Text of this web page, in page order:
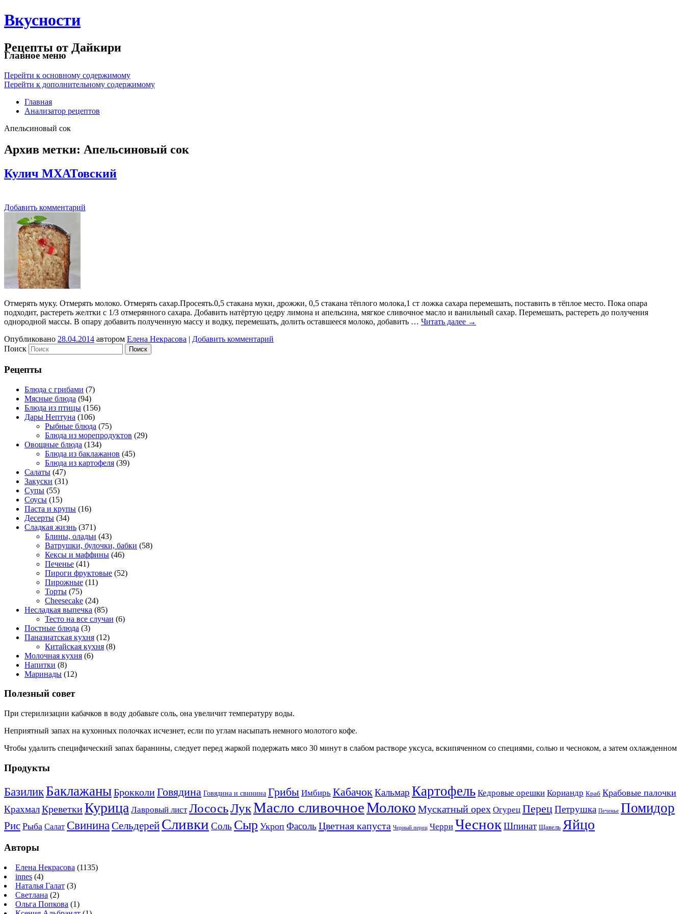
Вкусности
Рецепты от Дайкири
Главное меню
Перейти к основному содержимому
Перейти к дополнительному содержимому
Главная
Анализатор рецептов
Апельсиновый сок
Архив метки: Апельсиновый сок
Кулич МХАТовский
Добавить комментарий
Отмерять муку. Отмерять молоко. Отмерять сахар.Просеять.0,5 стакана муки, дрожжи, 0,5 стакана тёплого молока,1 ст ложка сахара перемешать, поставить в тёплое место. Пока опара
подходит, растереть желтки с 1/3 отмерянного сахара. Добавить натёртую цедру лимона и апельсина, мягкое сливочное масло и ванильный сахар. Перемешать, растереть до получения
однородной массы. В опару добавить полученную массу и водку, перемешать, долить оставшееся молоко, добавить … Читать далее →
Опубликовано 28.04.2014 автором Елена Некрасова | Добавить комментарий
Поиск
Рецепты
Блюда с грибами (7)
Мясные блюда (94)
Блюда из птицы (156)
Дары Нептуна (106)
Рыбные блюда (75)
Блюда из морепродуктов (29)
Овощные блюда (134)
Блюда из баклажанов (45)
Блюда из картофеля (39)
Салаты (47)
Закуски (31)
Супы (55)
Соусы (15)
Паста и крупы (16)
Десерты (34)
Сладкая жизнь (371)
Блины, оладьи (43)
Ватрушки, булочки, бабки (58)
Кексы и маффины (46)
Печенье (41)
Пироги фруктовые (52)
Пирожные (11)
Торты (75)
Cheesecake (24)
Несладкая выпечка (85)
Тесто на все случаи (6)
Постные блюда (3)
Паназиатская кухня (12)
Китайская кухня (8)
Молочная кухня (6)
Напитки (8)
Маринады (12)
Полезный совет
При стерилизации кабачков в воду добавьте соль, она увеличит температуру воды.
Неприятный запах на кухонных полочках исчезнет, если по углам насыпать немного молотого кофе.
Чтобы удалить специфический запах баранины, следует перед жаркой подержать мясо 30 минут в слабом растворе уксуса, вскипяченном со специями, солью и чесноком, а затем охлажденном
Продукты
БазиликБаклажаныБрокколиГовядина Говядина и свинина Грибы Имбирь Кабачок Кальмар Картофель Кедровые орешки Кориандр Краб Крабовые палочки
КрахмалКреветкиКурица Лавровый лист ЛососьЛукМасло сливочноеМолоко Мускатный орех Огурец ПерецПетрушка Печенье Помидор
Рис Рыба Салат Свинина Сельдерей Сливки Соль Сыр Укроп Фасоль Цветная капуста Черный перец Черри ЧеснокШпинат Щавель Яйцо
Авторы
Елена Некрасова (1135)
innes (4)
Наталья Галат (3)
Светлана (2)
Ольга Попкова (1)